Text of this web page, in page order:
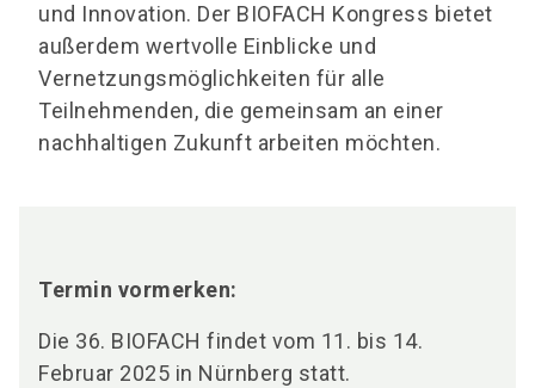
und Innovation. Der BIOFACH Kongress bietet
außerdem wertvolle Einblicke und
Vernetzungsmöglichkeiten für alle
Teilnehmenden, die gemeinsam an einer
nachhaltigen Zukunft arbeiten möchten.
Termin vormerken:
Die 36. BIOFACH findet vom 11. bis 14.
Februar 2025 in Nürnberg statt.